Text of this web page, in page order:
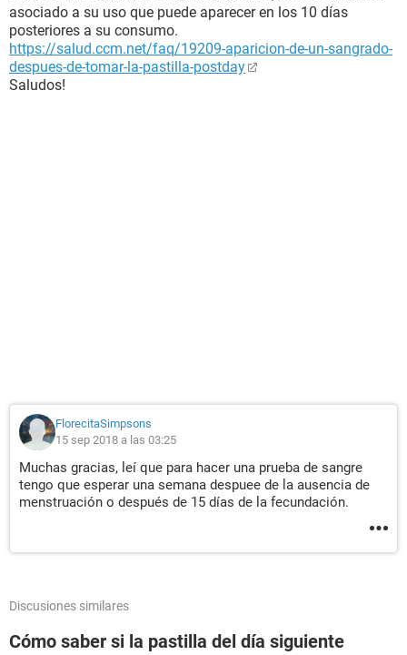
asociado a su uso que puede aparecer en los 10 días
posteriores a su consumo.
https://salud.ccm.net/faq/19209-aparicion-de-un-sangrado-
despues-de-tomar-la-pastilla-postday
Saludos!
FlorecitaSimpsons
15 sep 2018 a las 03:25
Muchas gracias, leí que para hacer una prueba de sangre
tengo que esperar una semana despuee de la ausencia de
menstruación o después de 15 días de la fecundación.
Discusiones similares
Cómo saber si la pastilla del día siguiente